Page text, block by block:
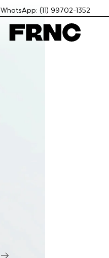
WhatsApp: (11) 99702-1352